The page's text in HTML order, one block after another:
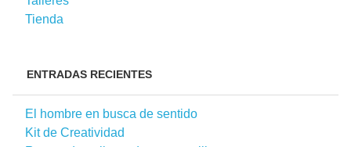
Tienda
ENTRADAS RECIENTES
El hombre en busca de sentido
Kit de Creatividad